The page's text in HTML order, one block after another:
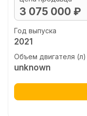
3 075 000 ₽
Год выпуска
2021
Объем двигателя (л)
unknown